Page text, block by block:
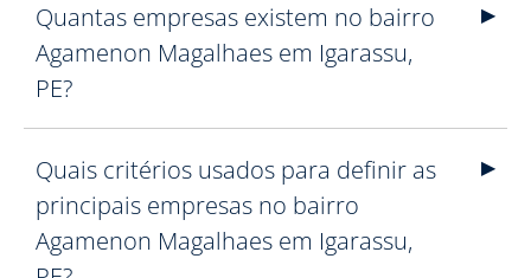
Quantas empresas existem no bairro
Agamenon Magalhaes em Igarassu,
PE?
Quais critérios usados para definir as
principais empresas no bairro
Agamenon Magalhaes em Igarassu,